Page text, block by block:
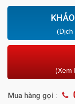
(Dịch
(Xem
Mua hàng gọi :